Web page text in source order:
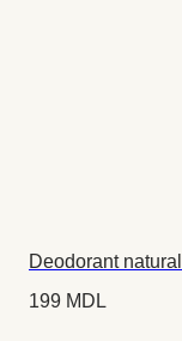
Deodorant
199 MDL